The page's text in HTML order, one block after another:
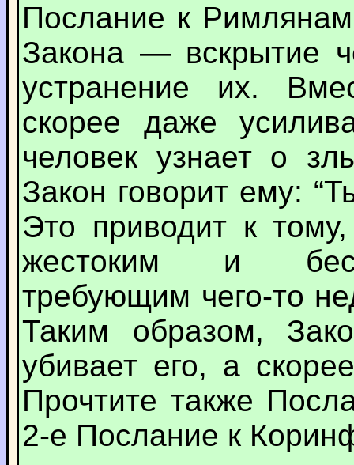
Послание к
Закона — вскрытие
устранение их.
скорее даже
человек узнает о
Закон говорит ему:
Это приводит к
жестоким и
требующим чего-то
Таким образом,
убивает его, а
Прочтите также
2-е Послание к